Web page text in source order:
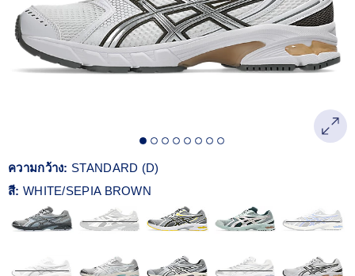
หน้า
เดียวกัน
ความกว้าง: STANDARD (D)
สี: WHITE/SEPIA BROWN